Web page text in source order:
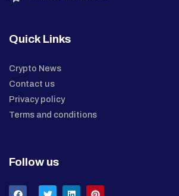
Quick Links
Crypto News
Contact us
Privacy policy
Terms and conditions
Follow us